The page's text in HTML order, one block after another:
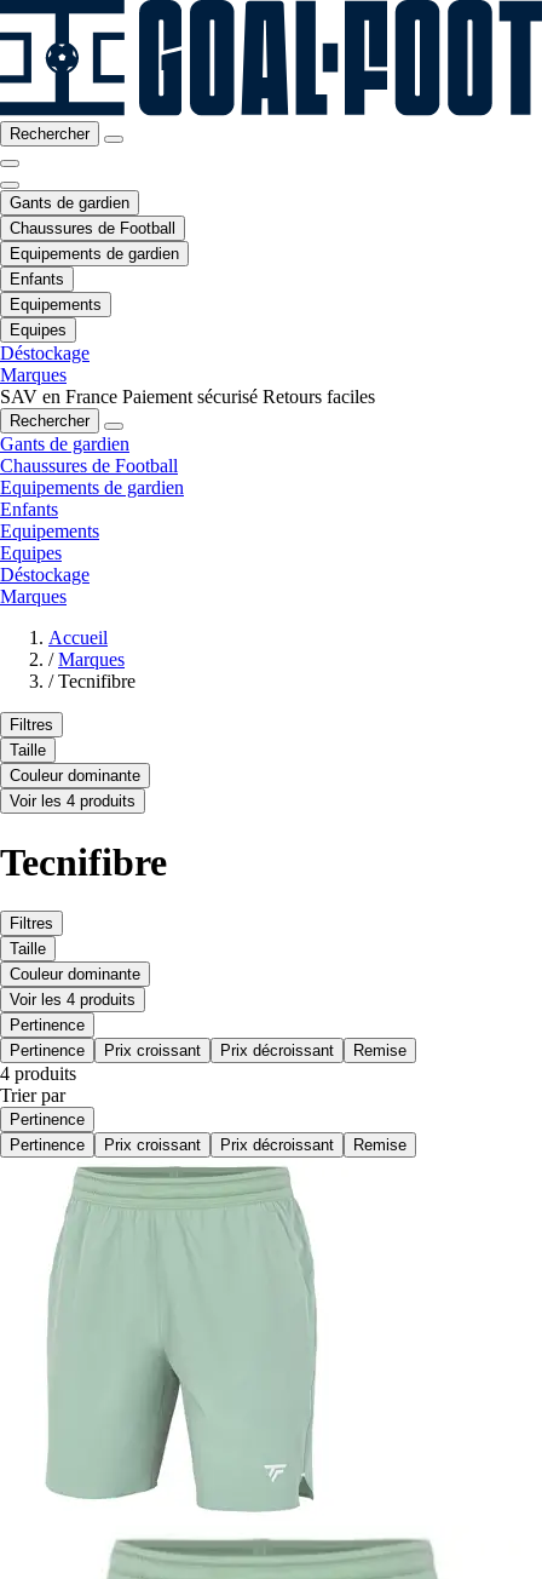
Rechercher
Gants de gardien
Chaussures de Football
Equipements de gardien
Enfants
Equipements
Equipes
Déstockage
Marques
SAV en France Paiement sécurisé Retours faciles
Rechercher
Gants de gardien
Chaussures de Football
Equipements de gardien
Enfants
Equipements
Equipes
Déstockage
Marques
Accueil
/ Marques
/ Tecnifibre
Filtres
Taille
Couleur dominante
Voir les 4 produits
Tecnifibre
Filtres
Taille
Couleur dominante
Voir les 4 produits
Pertinence
Pertinence
Prix croissant Prix décroissant Remise
4 produits
Trier par
Pertinence
Pertinence
Prix croissant Prix décroissant Remise